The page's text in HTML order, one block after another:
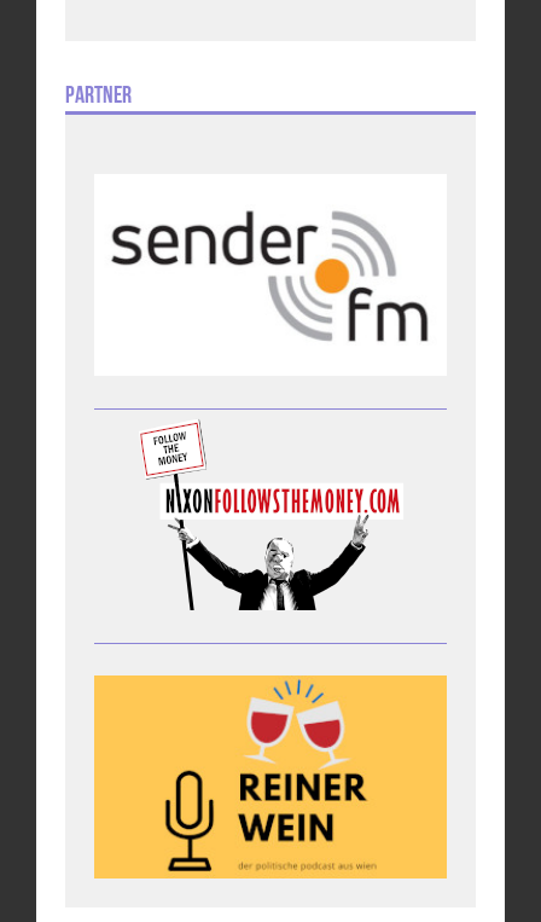
Partner